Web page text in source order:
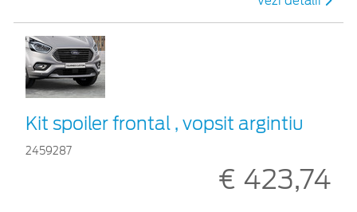
Kit spoiler frontal , vopsit argintiu
2459287
€ 423,74